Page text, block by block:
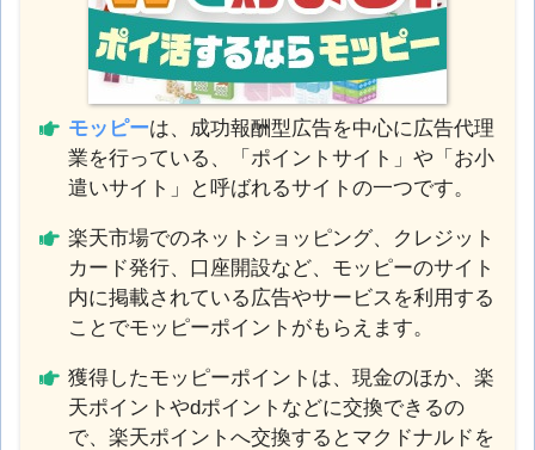
モッピーは、成功報酬型広告を中心に広告代理
業を行っている、「ポイントサイト」や「お小
遣いサイト」と呼ばれるサイトの一つです。
楽天市場でのネットショッピング、クレジット
カード発行、口座開設など、モッピーのサイト
内に掲載されている広告やサービスを利用する
ことでモッピーポイントがもらえます。
獲得したモッピーポイントは、現金のほか、楽
天ポイントやdポイントなどに交換できるの
で、楽天ポイントへ交換するとマクドナルドを